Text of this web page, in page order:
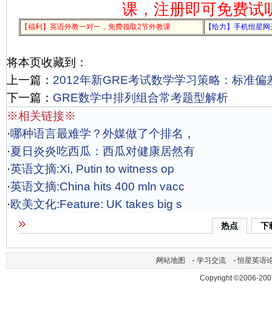
课，注册即可免费试
【福利】英语外教一对一，免费领取2节外教课 【给力】手机恒星
将本页收藏到：
上一篇： 2012年新GRE考试数学学习策略：标准
下一篇： GRE数学中排列组合常考题型解析
※相关链接※
·哪种语言最难学？外媒做了个排名，
·夏日炎炎吃西瓜：西瓜对健康居然有
·英语文摘:Xi, Putin to witness op
·英语文摘:China hits 400 mln vacc
·欧美文化:Feature: UK takes big s
热点 下
网站地图 - 学习交流 -恒星英语
Copyright ©2006-